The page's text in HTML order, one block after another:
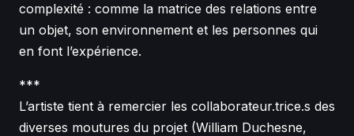
complexité : comme la matrice des relations entre
un objet, son environnement et les personnes qui
en font l’expérience.
***
L’artiste tient à remercier les collaborateur.trice.s des
diverses moutures du projet (William Duchesne,